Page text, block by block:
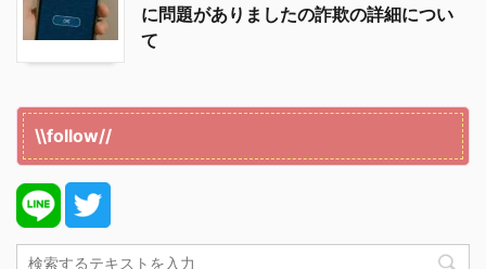
に問題がありましたの詐欺の詳細につい
て
\\follow//